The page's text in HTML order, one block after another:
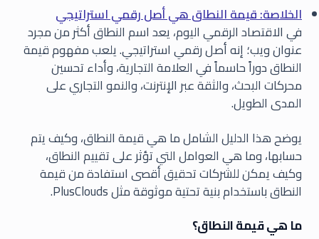
الخلاصة: قيمة النطاق هي أصل رقمي استراتيجي
في الاقتصاد الرقمي اليوم، يعد اسم النطاق أكثر من مجرد
عنوان ويب؛ إنه أصل رقمي استراتيجي. يلعب مفهوم قيمة
النطاق دوراً حاسماً في العلامة التجارية، وأداء تحسين
محركات البحث، والثقة عبر الإنترنت، والنمو التجاري على
المدى الطويل.
يوضح هذا الدليل الشامل ما هي قيمة النطاق، وكيف يتم
حسابها، وما هي العوامل التي تؤثر على تقييم النطاق،
وكيف يمكن للشركات تحقيق أقصى استفادة من قيمة
النطاق باستخدام بنية تحتية موثوقة مثل PlusClouds.
ما هي قيمة النطاق؟